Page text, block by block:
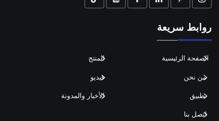
روابط سريعة
الصفحة الرئيسية المنتج
من نحن فيديو
تطبيق الأخبار والمدونة
اتصل بنا